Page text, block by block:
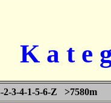
K a t e
3-4-1-5-6-Z >7580m